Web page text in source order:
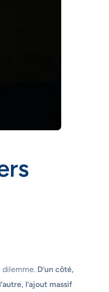
dilemme. D’un côté,
l’ajout massif